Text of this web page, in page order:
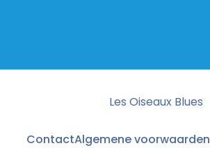
Les Oiseaux Blues
ContactAlgemene voorwaarden